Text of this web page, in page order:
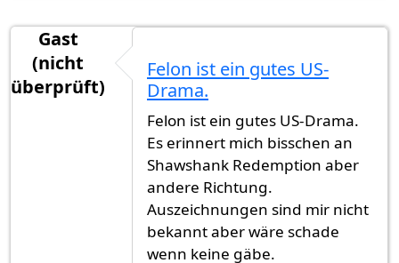
Gast
(nicht
überprüft)
Felon ist ein gutes US-
Drama.
Felon ist ein gutes US-Drama.
Es erinnert mich bisschen an
Shawshank Redemption aber
andere Richtung.
Auszeichnungen sind mir nicht
bekannt aber wäre schade
wenn keine gäbe.